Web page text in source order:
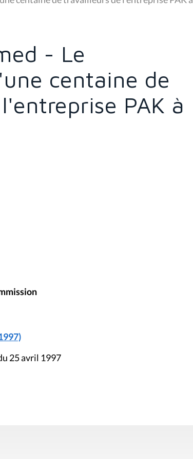
- Le
centaine de
PAK à
25 avril 1997